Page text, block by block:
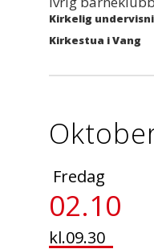
Kirkelig
Kirkestua i Vang
Fredag
02.10
kl.09.30